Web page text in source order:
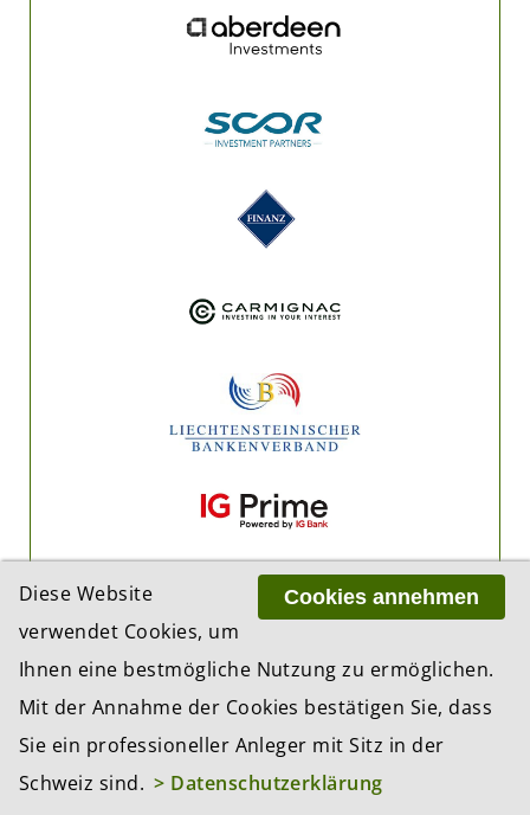
Cookies annehmen
Diese Website
verwendet Cookies, um
Ihnen eine bestmögliche Nutzung zu ermöglichen.
Mit der Annahme der Cookies bestätigen Sie, dass
Sie ein professioneller Anleger mit Sitz in der
Schweiz sind. > Datenschutzerklärung